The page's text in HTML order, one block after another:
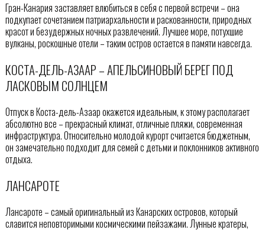
Гран-Канария заставляет влюбиться в себя с первой встречи – она
подкупает сочетанием патриархальности и раскованности, природных
красот и безудержных ночных развлечений. Лучшее море, потухшие
вулканы, роскошные отели – таким остров остается в памяти навсегда.
КОСТА-ДЕЛЬ-АЗААР – АПЕЛЬСИНОВЫЙ БЕРЕГ ПОД
ЛАСКОВЫМ СОЛНЦЕМ
Отпуск в Коста-дель-Азаар окажется идеальным, к этому располагает
абсолютно все – прекрасный климат, отличные пляжи, современная
инфраструктура. Относительно молодой курорт считается бюджетным,
он замечательно подходит для семей с детьми и поклонников активного
отдыха.
ЛАНСАРОТЕ
Лансароте – самый оригинальный из Канарских островов, который
славится неповторимыми космическими пейзажами. Лунные кратеры,